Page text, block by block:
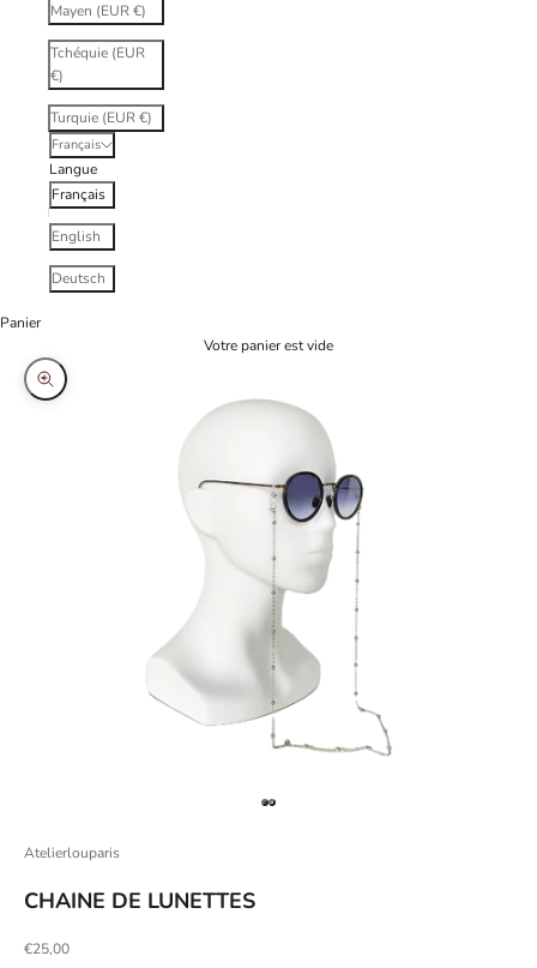
Mayen (EUR €)
Tchéquie (EUR
€)
Turquie (EUR €)
Français
Langue
Français
English
Deutsch
Panier
Votre panier est vide
Zoomer sur l'image
Aller à l'élément 1
Aller à l'élément 2
Atelierlouparis
CHAINE DE LUNETTES
Prix de vente
€25,00